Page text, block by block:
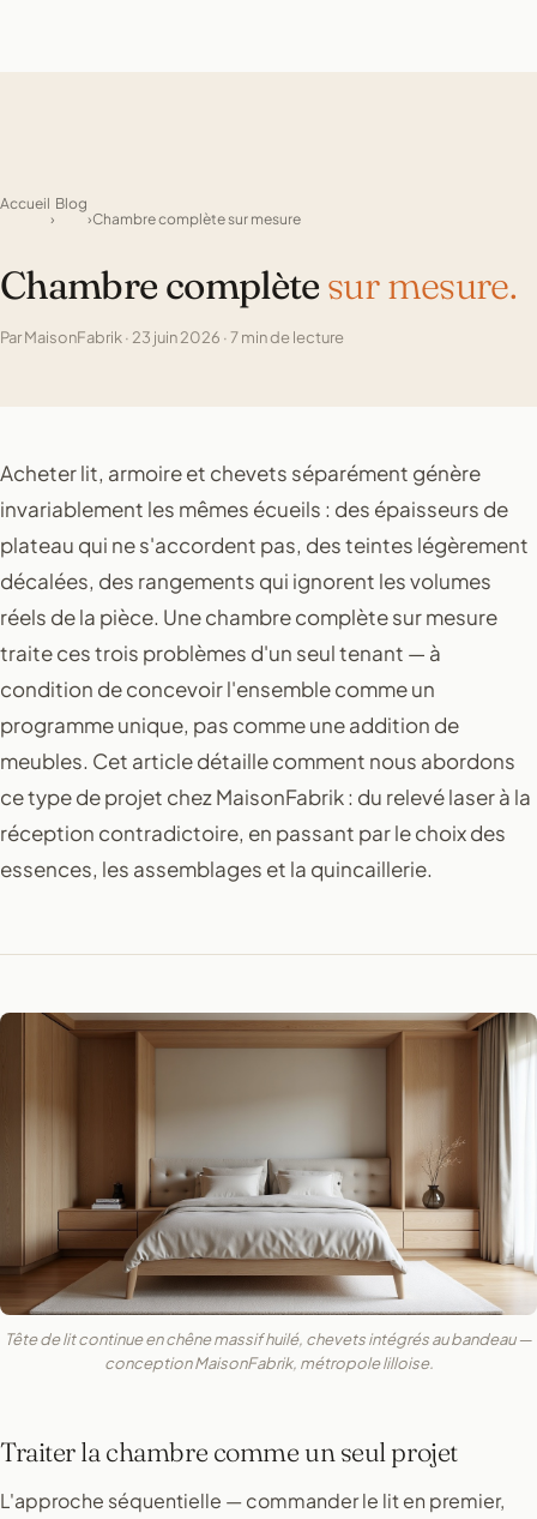
Accueil
›
Blog
›Chambre complète sur mesure
Chambre complète sur mesure.
Par MaisonFabrik · 23 juin 2026 · 7 min de lecture
Acheter lit, armoire et chevets séparément génère
invariablement les mêmes écueils : des épaisseurs de
plateau qui ne s'accordent pas, des teintes légèrement
décalées, des rangements qui ignorent les volumes
réels de la pièce. Une chambre complète sur mesure
traite ces trois problèmes d'un seul tenant — à
condition de concevoir l'ensemble comme un
programme unique, pas comme une addition de
meubles. Cet article détaille comment nous abordons
ce type de projet chez MaisonFabrik : du relevé laser à la
réception contradictoire, en passant par le choix des
essences, les assemblages et la quincaillerie.
Tête de lit continue en chêne massif huilé, chevets intégrés au bandeau —
conception MaisonFabrik, métropole lilloise.
Traiter la chambre comme un seul projet
L'approche séquentielle — commander le lit en premier,